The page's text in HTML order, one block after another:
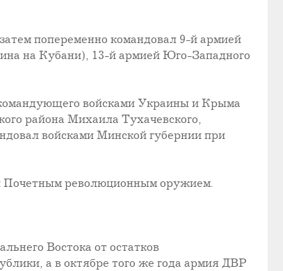
попеременно командовал 9-й армией
на Кубани), 13-й армией Юго-Западного
войсками Украины и Крыма
района Михаила Тухачевского,
войсками Минской губернии при
Почетным революционным оружием.
Востока от остатков
а в октябре того же года армия ДВР